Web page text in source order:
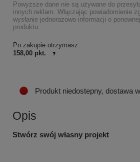
Powyższe dane nie są używane do
innych reklam. Włączając powiadomienie
wysłanie jednorazowo informacji o
produktu.
Po zakupie otrzymasz:
158,00 pkt.
Produkt niedostepny, dostawa
Opis
Stwórz swój własny projekt